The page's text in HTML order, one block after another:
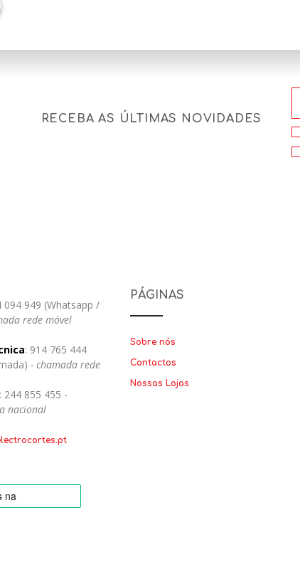
RECEBA AS ÚLTIMAS NOVIDADES
094 949 (Whatsapp /
rede móvel
: 914 765 444
- chamada rede
: 244 855 455 -
nacional
PÁGINAS
Sobre nós
Contactos
Nossas Lojas